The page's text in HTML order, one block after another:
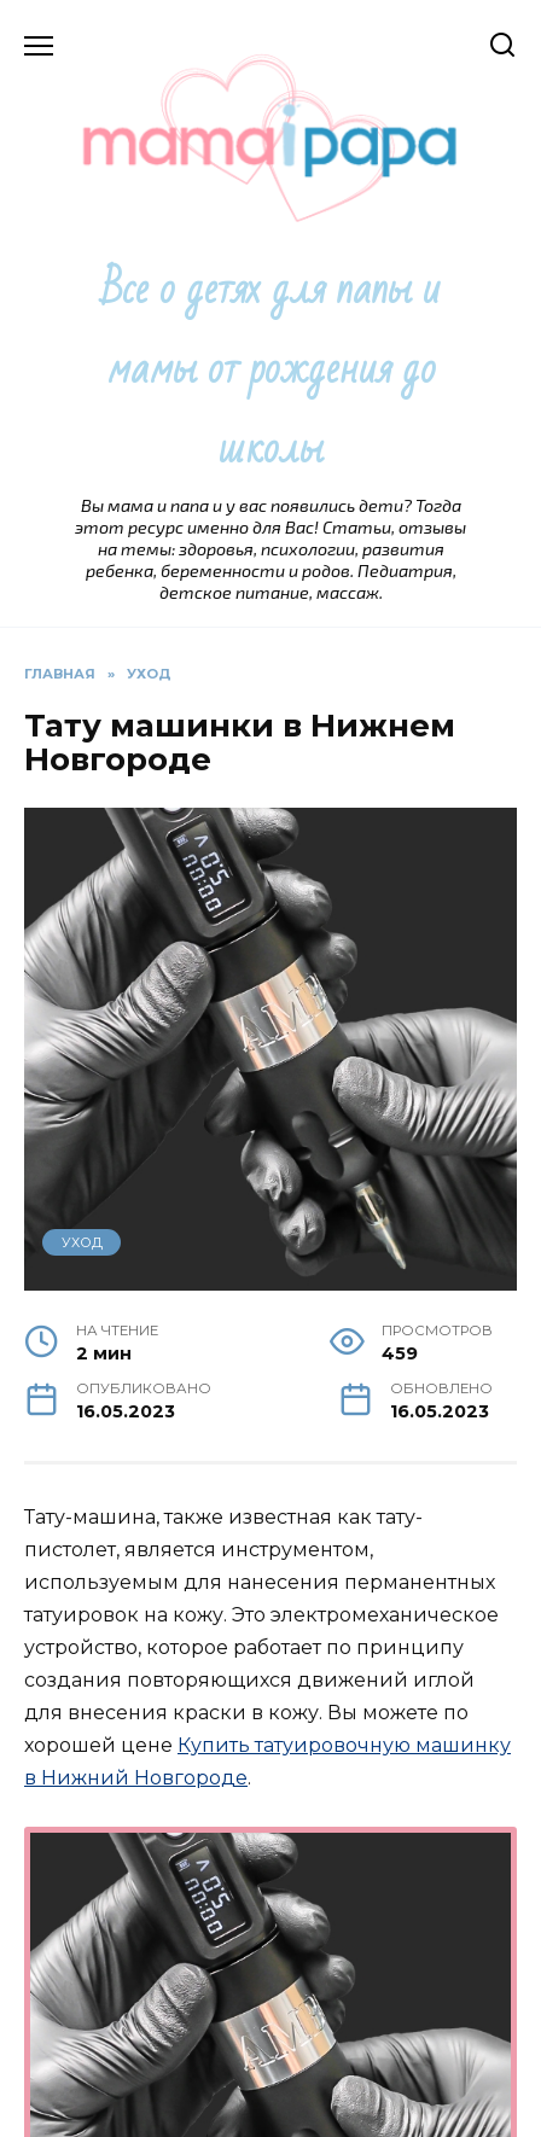
Все о детях для папы и
мамы от рождения до
школы
Вы мама и папа и у вас появились дети? Тогда
этот ресурс именно для Вас! Статьи, отзывы
на темы: здоровья, психологии, развития
ребенка, беременности и родов. Педиатрия,
детское питание, массаж.
ГЛАВНАЯ » УХОД
Тату машинки в Нижнем
Новгороде
УХОД
НА ЧТЕНИЕ
2 мин
ПРОСМОТРОВ
459
ОПУБЛИКОВАНО
16.05.2023
ОБНОВЛЕНО
16.05.2023
Тату-машина, также известная как тату-
пистолет, является инструментом,
используемым для нанесения перманентных
татуировок на кожу. Это электромеханическое
устройство, которое работает по принципу
создания повторяющихся движений иглой
для внесения краски в кожу. Вы можете по
хорошей цене Купить татуировочную машинку
в Нижний Новгороде.